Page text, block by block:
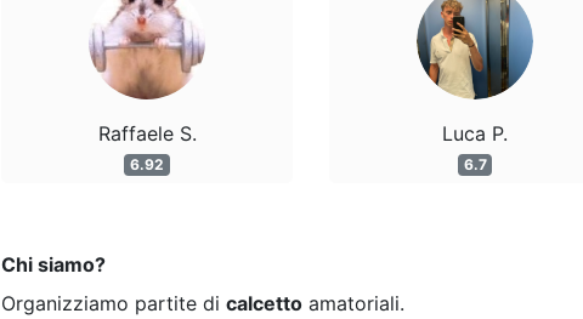
Raffaele S.
6.92
Luca P.
6.7
Chi siamo?
Organizziamo partite di calcetto amatoriali.